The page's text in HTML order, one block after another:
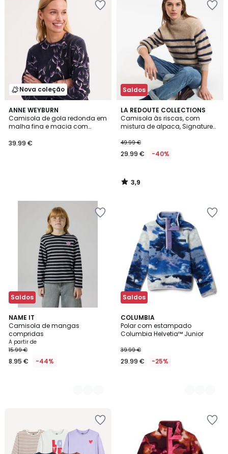
Nova coleção
ANNE WEYBURN
Camisola de gola redonda em
malha fina e macia com
39.99 €
Saldos
LA REDOUTE COLLECTIONS
Camisola às riscas, com
mistura de alpaca, Signature
49.99 €
29.99 € -40%
3,9
/ 5
3,9
/
Saldos
NAME IT
Camisola de mangas
compridas
A partir de
15.99 €
8.95 € -44%
2
Cores
Saldos
COLUMBIA
Polar com estampado
Columbia Helvetia™ Junior
39.99 €
29.99 € -25%
2
Cores